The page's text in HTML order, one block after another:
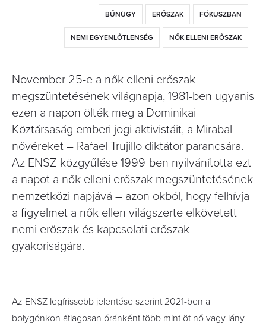
BŰNÜGY ERŐSZAK FÓKUSZBAN
NEMI EGYENLŐTLENSÉG NŐK ELLENI ERŐSZAK
November 25-e a nők elleni erőszak
megszüntetésének világnapja, 1981-ben ugyanis
ezen a napon ölték meg a Dominikai
Köztársaság emberi jogi aktivistáit, a Mirabal
nővéreket – Rafael Trujillo diktátor parancsára.
Az ENSZ közgyűlése 1999-ben nyilvánította ezt
a napot a nők elleni erőszak megszüntetésének
nemzetközi napjává – azon okból, hogy felhívja
a figyelmet a nők ellen világszerte elkövetett
nemi erőszak és kapcsolati erőszak
gyakoriságára.
Az ENSZ legfrissebb jelentése szerint 2021-ben a
bolygónkon átlagosan óránként több mint öt nő vagy lány